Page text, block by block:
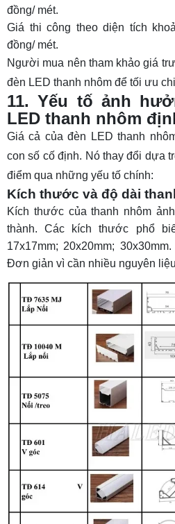
đồng/ mét.
Giá thi công theo diện tích
đồng/ mét.
Người mua nên tham khảo giá
đèn LED thanh nhôm để tối ưu
11. Yếu tố ảnh
LED thanh nhôm
Giá cả của đèn LED thanh
con số cố định. Nó thay đổi dựa
điểm qua những yếu tố chính:
Kích thước và độ dài
Kích thước của thanh nhôm
thành. Các kích thước phổ
17x17mm; 20x20mm;
Đơn giản vì cần nhiều nguyên